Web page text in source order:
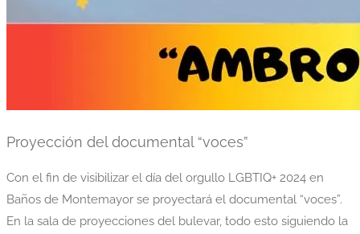
Proyección del documental “voces”
Con el fin de visibilizar el día del orgullo LGBTIQ+ 2024 en
Baños de Montemayor se proyectará el documental “voces”.
En la sala de proyecciones del bulevar, todo esto siguiendo la